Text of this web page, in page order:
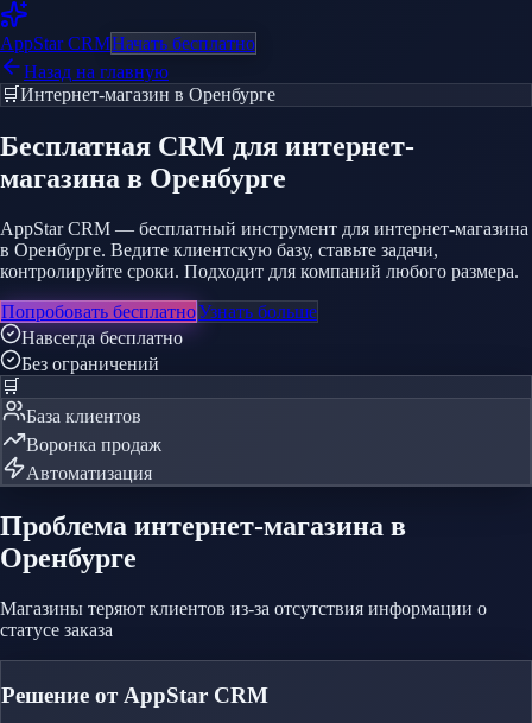
AppStarCRMНачать бесплатно
Назад на главную
🛒Интернет-магазин в Оренбурге
Бесплатная CRM для интернет-
магазина в Оренбурге
AppStar CRM — бесплатный инструмент для интернет-магазина
в Оренбурге. Ведите клиентскую базу, ставьте задачи,
контролируйте сроки. Подходит для компаний любого размера.
Попробовать бесплатноУзнать больше
Навсегда бесплатно
Без ограничений
🛒
База клиентов
Воронка продаж
Автоматизация
Проблема интернет-магазина в
Оренбурге
Магазины теряют клиентов из-за отсутствия информации о
статусе заказа
Решение от AppStar CRM